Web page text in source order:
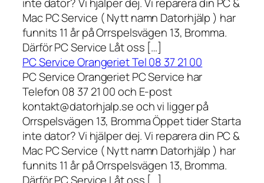
inte dator? Vi hjälper dej. Vi reparera din PC &
Mac PC Service ( Nytt namn Datorhjälp ) har
funnits 11 år på Orrspelsvägen 13, Bromma.
Därför PC Service Låt oss […]
PC Service Orangeriet Tel 08 37 21 00
PC Service Orangeriet PC Service har
Telefon 08 37 21 00 och E-post
kontakt@datorhjalp.se och vi ligger på
Orrspelsvägen 13, Bromma Öppet tider Starta
inte dator? Vi hjälper dej. Vi reparera din PC &
Mac PC Service ( Nytt namn Datorhjälp ) har
funnits 11 år på Orrspelsvägen 13, Bromma.